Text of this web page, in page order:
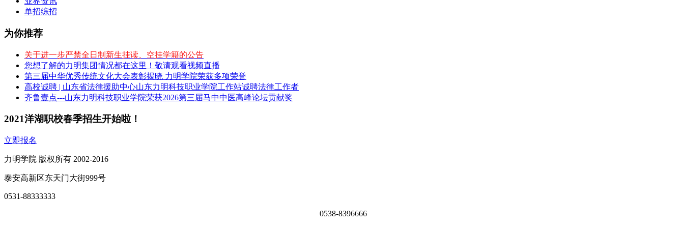
单招综招
为你推荐
关于进一步严禁全日制新生挂读、空挂学籍的公告
您想了解的力明集团情况都在这里！敬请观看视频直播
第三届中华优秀传统文化大会表彰揭晓 力明学院荣获多项荣誉
高校诚聘 | 山东省法律援助中心山东力明科技职业学院工作站诚聘法律工作者
齐鲁壹点---山东力明科技职业学院荣获2026第三届马中中医高峰论坛贡献奖
2021洋湖职校春季招生开始啦！
立即报名
力明学院 版权所有 2002-2016
泰安高新区东天门大街999号
0531-88333333
0538-8396666